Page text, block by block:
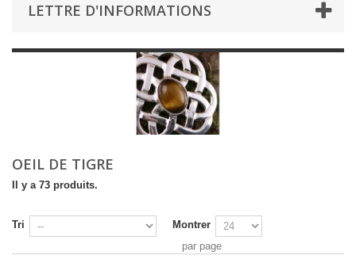
LETTRE D'INFORMATIONS
OEIL DE TIGRE
Il y a 73 produits.
Tri
Montrer
par page